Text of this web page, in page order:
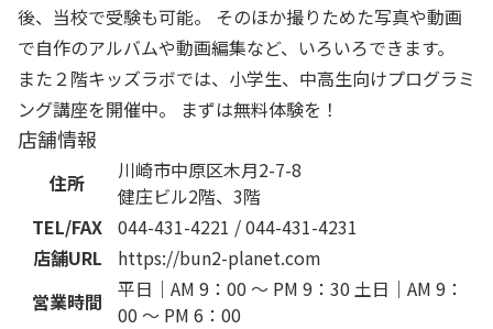
後、当校で受験も可能。 そのほか撮りためた写真や動画
で自作のアルバムや動画編集など、いろいろできます。
また２階キッズラボでは、小学生、中高生向けプログラミ
ング講座を開催中。 まずは無料体験を！
店舗情報
住所
川崎市中原区木月2-7-8
健庄ビル2階、3階
TEL/FAX 044-431-4221 / 044-431-4231
店舗URL
https://bun2-planet.com
営業時間
平日｜AM 9：00 ～ PM 9：30 土日｜AM 9：
00 ～ PM 6：00